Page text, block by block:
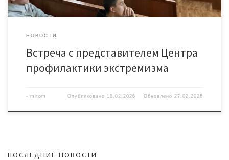
НОВОСТИ
Встреча с представителем Центра
профилактики экстремизма
- mitom Опубликовано 18.02.2026 Обновлено 27.02.2026
ПОСЛЕДНИЕ НОВОСТИ